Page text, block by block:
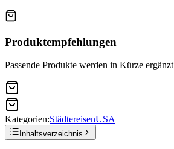
Produktempfehlungen
Passende Produkte werden in Kürze ergänzt
Kategorien:StädtereisenUSA
Inhaltsverzeichnis